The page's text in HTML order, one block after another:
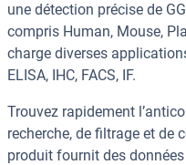
une détection précise de
compris Human, Mouse,
charge diverses
ELISA, IHC, FACS, IF.
Trouvez rapidement
recherche, de filtrage et de
produit fournit des